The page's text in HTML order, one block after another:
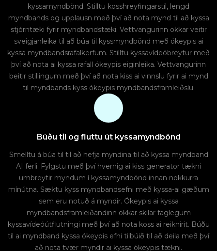
kyssamyndbönd. Stilltu kosshreyfingarstíl, lengd
myndbands og upplausn með því að nota mynd til að kyssa
stjórntæki fyrir myndbandstæki. Vettvangurinn okkar veitir
sveigjanleika til að búa til kyssmyndbönd með ókeypis ai
kyssa myndbandsrafalkerfum. Stilltu kyssavídeóbreytur með
því að nota ai kyssa rafall ókeypis eiginleika. Vettvangurinn
beitir stillingum með því að nota kiss ai vinnslu fyrir ai mynd
til myndbands kyss ókeypis myndbandsframleiðslu.
Búðu til og fluttu út kyssamyndbönd
Smelltu á búa til til að hefja myndina til að kyssa myndband
AI ferli. Fylgstu með því hvernig ai kiss generator tækni
umbreytir myndum í kyssamyndbönd innan nokkurra
mínútna. Sæktu kyss myndbandsefni með kyssa-ai gæðum
sem eru notuð á myndir. Ókeypis ai kyssa
myndbandsframleiðandinn okkar skilar faglegum
kyssavídeóútflutningi með því að nota koss ai reiknirit. Búðu
til ai myndband kyssa ókeypis efni tilbúið til að deila með því
að nota tvær myndir ai kyssa ókeypis tækni.